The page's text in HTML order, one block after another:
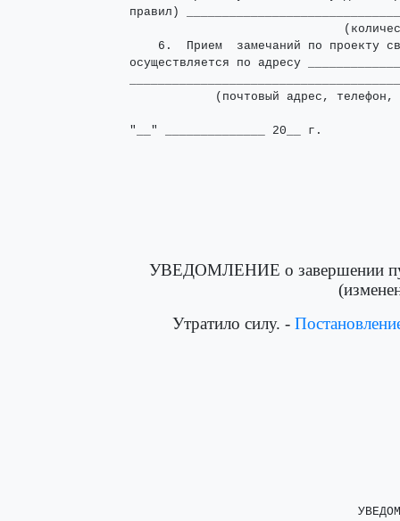
правил)
6.  Прием  замечаний по проекту
осуществляется по адресу
(почтовый адрес, телефон,
"__" ______________ 20__ г.
УВЕДОМЛЕНИЕ о завершении
Утратило силу. -